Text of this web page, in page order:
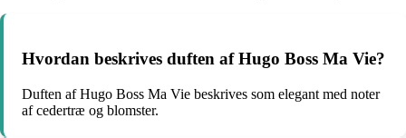
Hvordan beskrives duften af Hugo Boss Ma Vie?
Duften af Hugo Boss Ma Vie beskrives som elegant med noter
af cedertræ og blomster.